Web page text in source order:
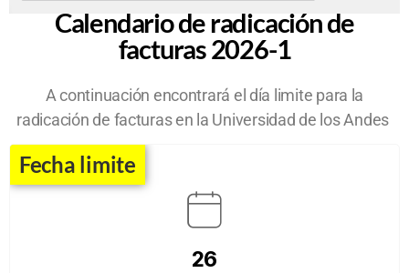
Calendario de radicación de
facturas 2026-1
A continuación encontrará el día limite para la
radicación de facturas en la Universidad de los Andes
26
Fecha limite